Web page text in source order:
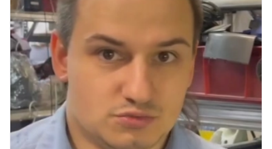
пр. Космонавтов, 38к4
ю
Юмедиа на Международной
ул. Белы Куна, 24к1
ю
Юмедиа в Купчино
ул. Будапештская, 87-3
ю
Юмедиа Сервис в Колпино
ул. Тверская 60, Колпино